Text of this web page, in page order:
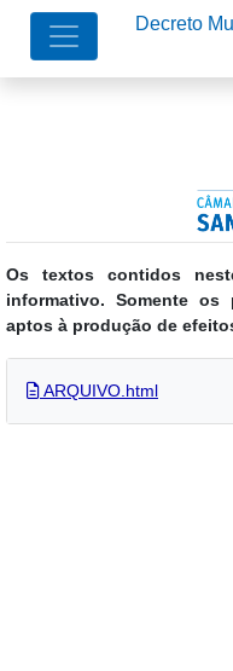
Os textos contidos
informativo. Somente
aptos à produção de
Decreto
ARQUIVO.html